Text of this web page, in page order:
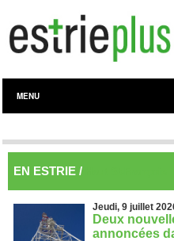
MENU
EN ESTRIE /
Jeudi, 9 juillet
Deux
annoncées